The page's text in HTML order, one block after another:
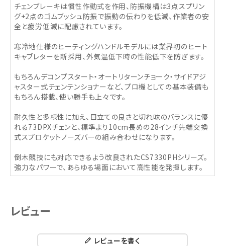
チェンブレーキは慣性作動式を作用、防振機構は3点スプリン
グ+2点のゴムブッシュ防振で振動の伝わりを低減、作業者の安
全と疲労低減に配慮されています。
寒冷地仕様のヒーティングハンドルモデルには業界初のヒート
キャブレターを新採用、外気温低下時の性能低下を防ぎます。
もちろんデコンプスタート・オートリターンチョーク・サイドアジ
ャスター式チェンテンショナーなど、プロ機としての基本装備も
もちろん搭載、使い勝手も上々です。
耐久性と多様性に加え、目立ての良さと切れ味のバランスに優
れる73DPXチェンと、標準より10cm長めの28インチ先端交換
式スプロケットノーズバーの組み合わせになります。
倒木競技にも対応できるよう改良されたCS7330PHシリーズ。
強力なパワーで、あらゆる場面において高性能を発揮します。
レビュー
レビューを書く